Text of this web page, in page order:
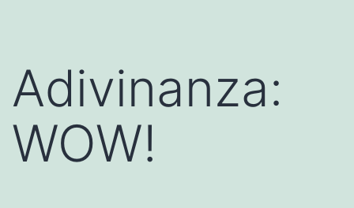
Adivinanza:
WOW!